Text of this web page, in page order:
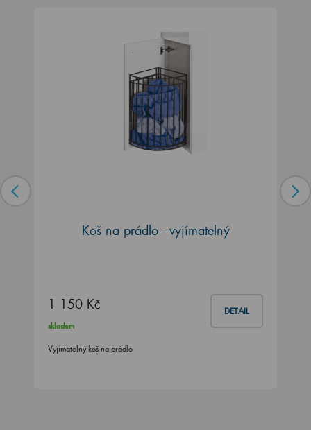
Koš na prádlo - vyjímatelný
1 150 Kč DETAIL
skladem
Vyjímatelný koš na prádlo